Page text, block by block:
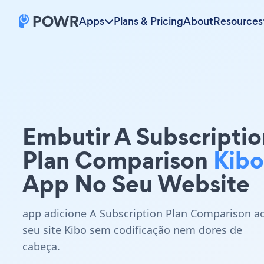
Apps Plans & PricingAboutResources
Embutir A
Plan Comparison Kibo
App No Seu Website
app adicione A Subscription Plan Comparison
seu site Kibo sem codificação nem dores de
cabeça.